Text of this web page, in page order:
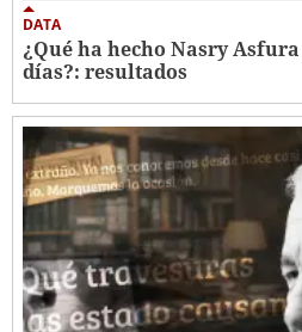
DATA
¿Qué ha hecho Nasry
días?: resultados